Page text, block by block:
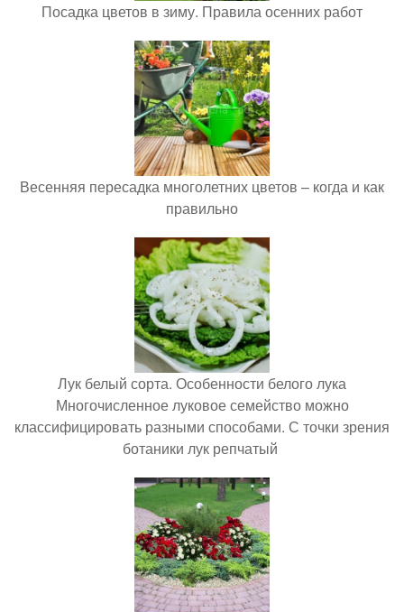
Посадка цветов в зиму. Правила осенних работ
Весенняя пересадка многолетних цветов – когда и как
правильно
Лук белый сорта. Особенности белого лука
Многочисленное луковое семейство можно
классифицировать разными способами. С точки зрения
ботаники лук репчатый